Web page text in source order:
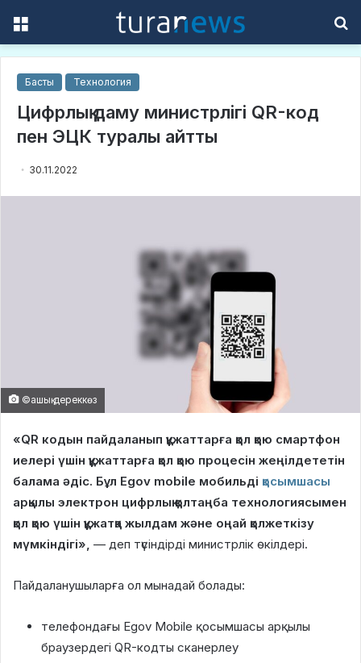
Басты Технология
Цифрлық даму министрлігі QR-код
пен ЭЦК туралы айтты
30.11.2022
©ашық дереккөз
«QR кодын пайдаланып құжаттарға қол қою смартфон
иелері үшін құжаттарға қол қою процесін жеңілдететін
балама әдіс. Бұл Egov mobile мобильді қосымшасы
арқылы электрон цифрлық қолтаңба технологиясымен
қол қою үшін құжатқа жылдам және оңай қолжеткізу
мүмкіндігі», — деп түсіндірді министрлік өкілдері.
Пайдаланушыларға ол мынадай болады:
телефондағы Egov Mobile қосымшасы арқылы
браузердегі QR-кодты сканерлеу